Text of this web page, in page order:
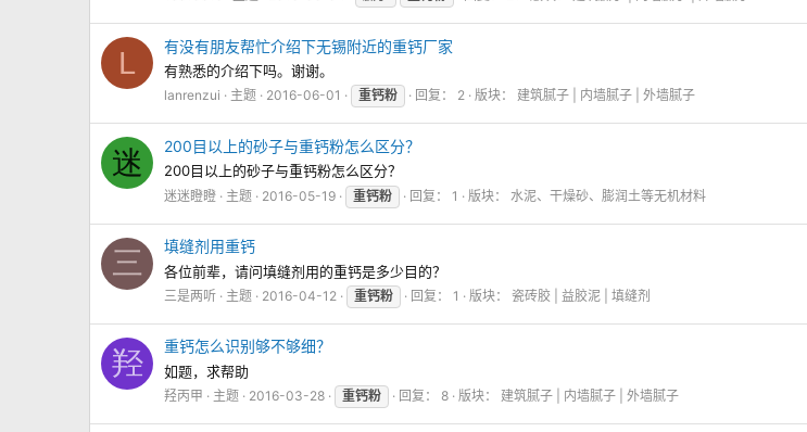
L 有没有朋友帮忙介绍下无锡附近的重钙厂家
有熟悉的介绍下吗。谢谢。
lanrenzui 主题 2016-06-01 重钙粉 回复： 2 版块： 建筑腻子 | 内墙腻子 | 外墙腻子
迷 200目以上的砂子与重钙粉怎么区分？
200目以上的砂子与重钙粉怎么区分？
迷迷瞪瞪 主题 2016-05-19 重钙粉 回复： 1 版块： 水泥、干燥砂、膨润土等无机材料
三 填缝剂用重钙
各位前辈，请问填缝剂用的重钙是多少目的？
三是两听 主题 2016-04-12 重钙粉 回复： 1 版块： 瓷砖胶 | 益胶泥 | 填缝剂
羟 重钙怎么识别够不够细？
如题，求帮助
羟丙甲 主题 2016-03-28 重钙粉 回复： 8 版块： 建筑腻子 | 内墙腻子 | 外墙腻子